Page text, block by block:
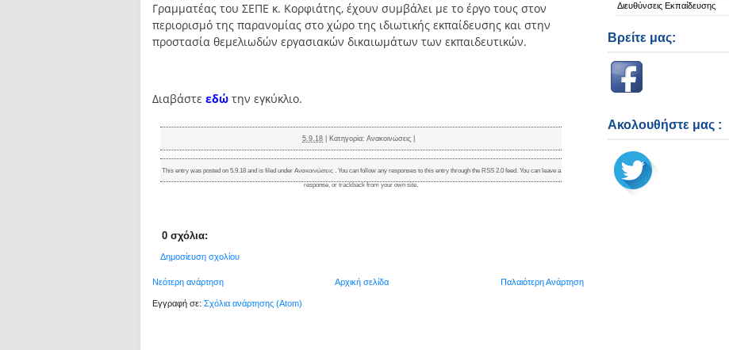
Διευθύνσεις Εκπαίδευσης
Βρείτε μας:
Ακολουθήστε μας :
Γραμματέας του ΣΕΠΕ κ. Κορφιάτης, έχουν συμβάλει με το έργο τους στον
περιορισμό της παρανομίας στο χώρο της ιδιωτικής εκπαίδευσης και στην
προστασία θεμελιωδών εργασιακών δικαιωμάτων των εκπαιδευτικών.
Διαβάστε εδώ την εγκύκλιο.
5.9.18 Κατηγορία:Ανακοινώσεις
This entry was posted on 5.9.18 and is filed under Ανακοινώσεις. You can follow any responses to this entry through the RSS 2.0feed. You can leave a
response, ortrackback from your own site.
0 σχόλια:
Δημοσίευση σχολίου
Νεότερη ανάρτηση Παλαιότερη Ανάρτηση
Αρχική σελίδα
Εγγραφή σε: Σχόλια ανάρτησης (Atom)